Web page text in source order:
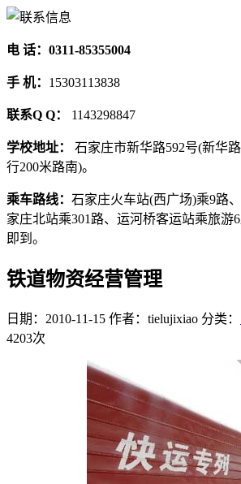
电 话：0311-85355004
手 机： 15303113838
联系Q Q： 1143298847
学校地址： 石家庄市新华路592号(新华
行200米路南)。
乘车路线： 石家庄火车站(西广场)乘9路
家庄北站乘301路、运河桥客运站乘旅游
即到。
铁道物资经营管理
日期：2010-11-15 作者：tielujixiao 分类：
4203次